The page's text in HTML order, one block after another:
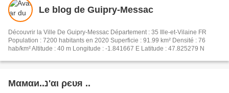
Le blog de Guipry-Messac
Découvrir la Ville De Guipry-Messac Département : 35 Ille-et-Vilaine FR
Population : 7200 habitants en 2020 Superficie : 91.99 km² Densité : 76
hab/km² Altitude : 40 m Longitude : -1.841667 E Latitude : 47.825279 N
Mαмαи..נ'αι ρєυя ..